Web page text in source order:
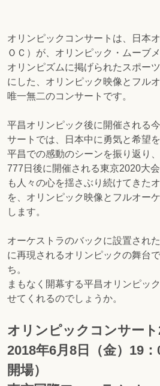
オリンピックコンサートは、日本
ＯＣ）が、オリンピック・ムーブ
オリンピズムに掲げられたスポー
にした、オリンピック映像とフル
唯一無二のコンサートです。
平昌オリンピック後に開催される
サートでは、日本中に勇気と希望
平昌での感動のシーンを振り返り
777日後に開催される東京2020大
も人々の心を揺さぶり続けてきた
を、オリンピック映像とフルオー
します。
オーケストラのバックに設置され
に再現されるオリンピックの舞台
ち。
まもなく開幕する平昌オリンピッ
せてくれるのでしょうか。
オリンピックコンサート
2018年6月8日（金）19
開場）